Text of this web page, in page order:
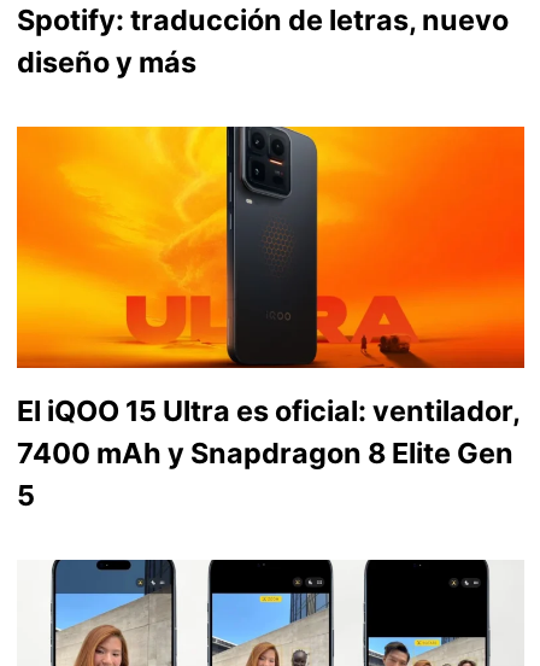
Spotify: traducción de letras, nuevo
diseño y más
El iQOO 15 Ultra es oficial: ventilador,
7400 mAh y Snapdragon 8 Elite Gen
5